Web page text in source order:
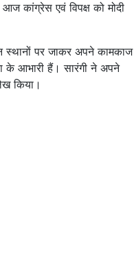
आज कांग्रेस एवं विपक्ष को मोदी
स्थानों पर जाकर अपने कामकाज
के आभारी हैं। सारंगी ने अपने
किया।